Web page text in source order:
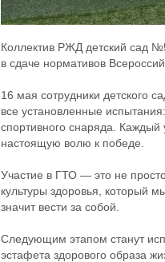
Коллектив РЖД детский сад
в сдаче нормативов
16 мая сотрудники детского
все установленные
спортивного снаряда. Каждый
настоящую волю к победе.
Участие в ГТО — это не
культуры здоровья, который
значит вести за собой.
Следующим этапом станут
эстафета здорового образа